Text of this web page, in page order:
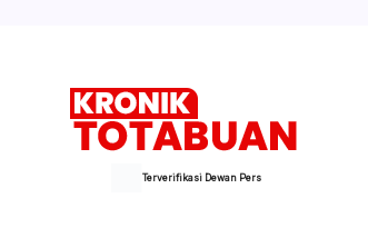
Terverifikasi Dewan Pers